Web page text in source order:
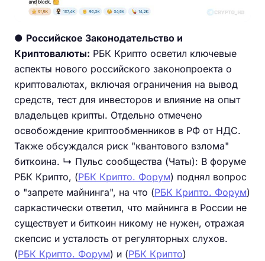
● Российское Законодательство и
Криптовалюты: РБК Крипто осветил ключевые
аспекты нового российского законопроекта о
криптовалютах, включая ограничения на вывод
средств, тест для инвесторов и влияние на опыт
владельцев крипты. Отдельно отмечено
освобождение криптообменников в РФ от НДС.
Также обсуждался риск "квантового взлома"
биткоина. ↳ Пульс сообщества (Чаты): В форуме
РБК Крипто, (РБК Крипто. Форум) поднял вопрос
о "запрете майнинга", на что (РБК Крипто. Форум)
саркастически ответил, что майнинга в России не
существует и биткоин никому не нужен, отражая
скепсис и усталость от регуляторных слухов.
(РБК Крипто. Форум) и (РБК Крипто)